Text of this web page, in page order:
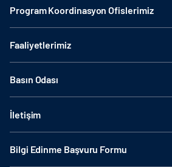
Program Koordinasyon Ofislerimiz
Faaliyetlerimiz
Basın Odası
İletişim
Bilgi Edinme Başvuru Formu